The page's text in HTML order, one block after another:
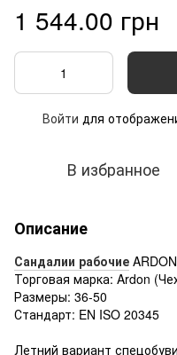
1 544.00 грн
Войти для
В избранное
Описание
Сандалии рабочие
Торговая марка: Ardon
Размеры: 36-50
Стандарт: EN ISO 20345
Летний вариант